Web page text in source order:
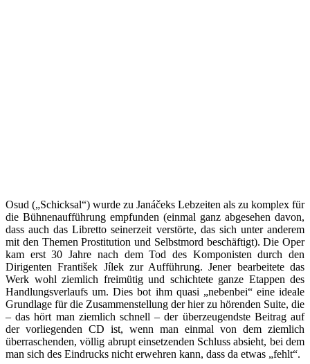
Osud („Schicksal“) wurde zu Janáčeks Lebzeiten als zu komplex für
die Bühnenaufführung empfunden (einmal ganz abgesehen davon,
dass auch das Libretto seinerzeit verstörte, das sich unter anderem
mit den Themen Prostitution und Selbstmord beschäftigt). Die Oper
kam erst 30 Jahre nach dem Tod des Komponisten durch den
Dirigenten František Jílek zur Aufführung. Jener bearbeitete das
Werk wohl ziemlich freimütig und schichtete ganze Etappen des
Handlungsverlaufs um. Dies bot ihm quasi „nebenbei“ eine ideale
Grundlage für die Zusammenstellung der hier zu hörenden Suite, die
– das hört man ziemlich schnell – der überzeugendste Beitrag auf
der vorliegenden CD ist, wenn man einmal von dem ziemlich
überraschenden, völlig abrupt einsetzenden Schluss absieht, bei dem
man sich des Eindrucks nicht erwehren kann, dass da etwas „fehlt“.